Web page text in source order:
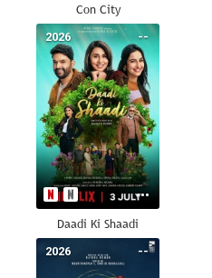
Con City
--
2026
Daadi Ki Shaadi
--
2026